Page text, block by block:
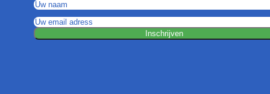
Inschrijven